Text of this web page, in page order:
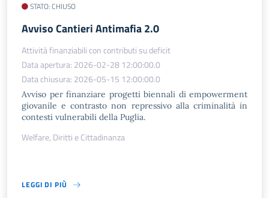
STATO: CHIUSO
​Avviso Cantieri Antimafia 2.0
Attività finanziabili con contributi su deficit
Data apertura: 2026-02-28 12:00:00.0
Data chiusura: 2026-05-15 12:00:00.0
Avviso per finanziare progetti biennali di empowerment
giovanile e contrasto non repressivo alla criminalità in
contesti vulnerabili della Puglia.
Welfare, Diritti e Cittadinanza
LEGGI DI PIÙ